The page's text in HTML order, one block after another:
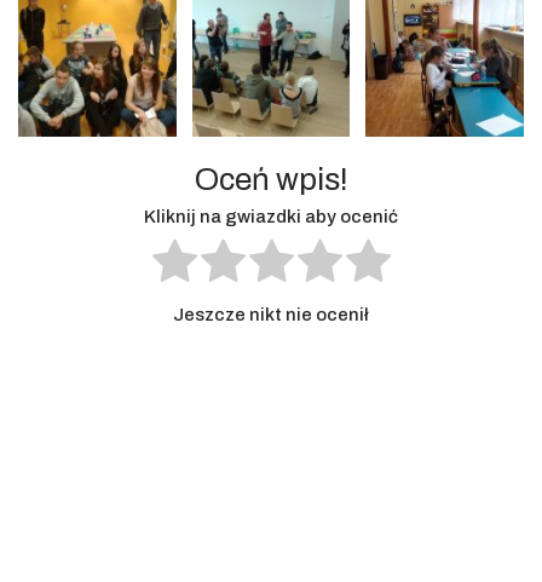
Oceń wpis!
Kliknij na gwiazdki aby ocenić
Jeszcze nikt nie ocenił